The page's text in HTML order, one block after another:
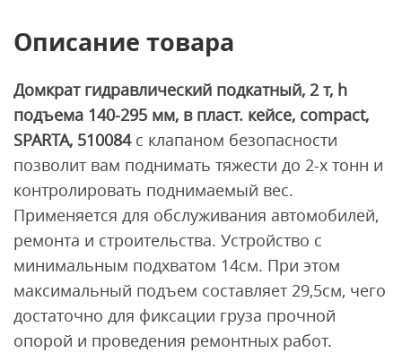
Описание товара
Домкрат гидравлический подкатный, 2 т, h
подъема 140-295 мм, в пласт. кейсе, compact,
SPARTA, 510084с клапаном безопасности
позволит вам поднимать тяжести до 2-х тонн и
контролировать поднимаемый вес.
Применяется для обслуживания автомобилей,
ремонта и строительства. Устройство с
минимальным подхватом 14см. При этом
максимальный подъем составляет 29,5см, чего
достаточно для фиксации груза прочной
опорой и проведения ремонтных работ.